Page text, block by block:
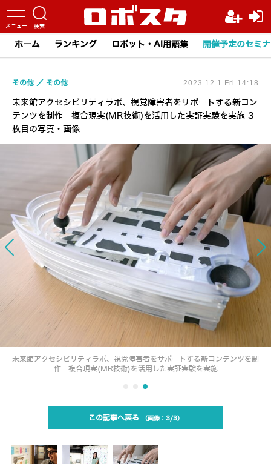
ホーム ランキング ロボット・AI用語集 開催予定のセミ
未来館アクセシビリティラボ、視覚障害者をサポートする新コン
テンツを制作 複合現実(MR技術)を活用した実証実験を実施 3
枚目の写真・画像
その他 その他 2023.12.1 Fri 14:18
未来館アクセシビリティラボ、視覚障害者をサポートする新コンテンツを制
作 複合現実(MR技術)を活用した実証実験を実施
この記事へ戻る 3/3